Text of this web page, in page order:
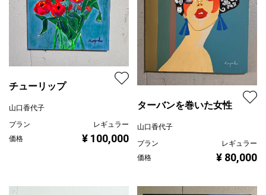
チューリップ
山口香代子
プラン
レギュラー
価格
¥ 100,000
ターバンを巻いた女性
山口香代子
プラン
レギュラー
価格
¥ 80,000